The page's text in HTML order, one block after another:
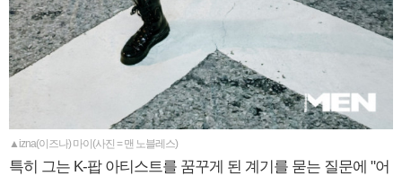
▲izna(이즈나) 마이(사진 = 맨 노블레스)
특히 그는 K-팝 아티스트를 꿈꾸게 된 계기를 묻는 질문에 "어